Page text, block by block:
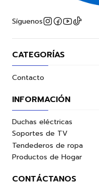
Síguenos
CATEGORÍAS
Contacto
INFORMACIÓN
Duchas eléctricas
Soportes de TV
Tendederos de ropa
Productos de Hogar
CONTÁCTANOS